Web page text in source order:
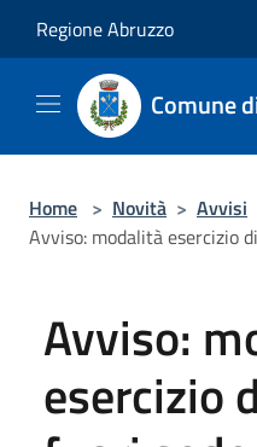
Regione Abruzzo
Comune
Home > Novità > Avvisi
Avviso: modalità esercizio
Avviso:
esercizio